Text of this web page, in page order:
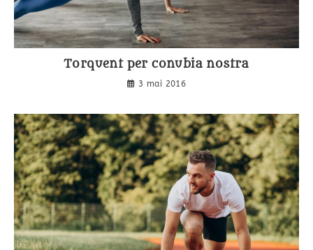
Torquent per conubia nostra
3 mai 2016